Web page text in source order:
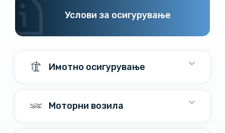
Услови за осигурување
Имотно осигурување
Моторни возила